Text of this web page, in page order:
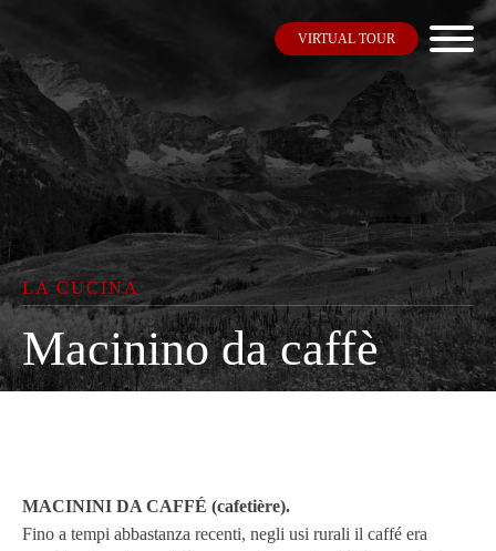
VIRTUAL TOUR
LA CUCINA
Macinino da caffè
MACININI DA CAFFÉ (cafetière).
Fino a tempi abbastanza recenti, negli usi rurali il caffé era